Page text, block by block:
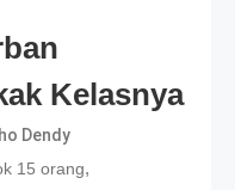
Kelasnya
Dendy
15 orang,